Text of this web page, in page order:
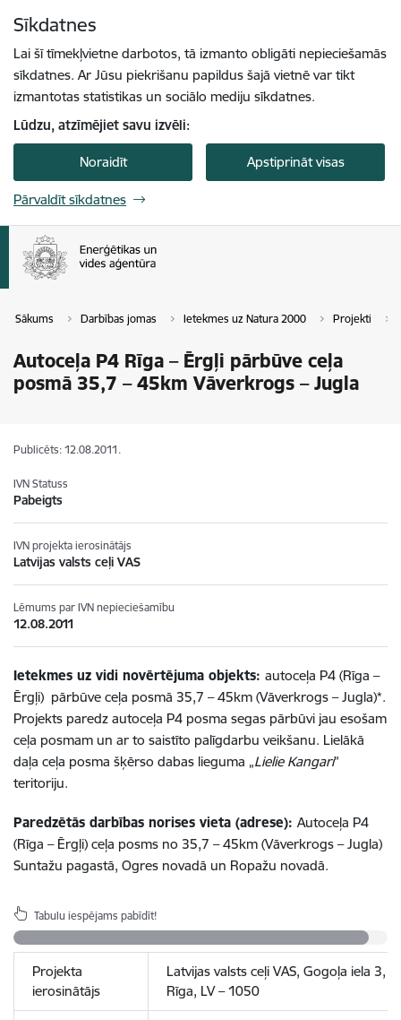
Sīkdatnes
Lai šī tīmekļvietne darbotos, tā izmanto obligāti nepieciešamās
sīkdatnes. Ar Jūsu piekrišanu papildus šajā vietnē var tikt
izmantotas statistikas un sociālo mediju sīkdatnes.
Lūdzu, atzīmējiet savu izvēli:
Noraidīt Apstiprināt visas
Pārvaldīt sīkdatnes
Sākums Darbības jomas Ietekmes uz Natura 2000 Projekti
Autoceļa P4 Rīga – Ērgļi pārbūve ceļa
posmā 35,7 – 45km Vāverkrogs – Jugla
Publicēts: 12.08.2011.
IVN Statuss
Pabeigts
IVN projekta ierosinātājs
Latvijas valsts ceļi VAS
Lēmums par IVN nepieciešamību
12.08.2011
Ietekmes uz vidi novērtējuma objekts: autoceļa P4 (Rīga –
Ērgļi) pārbūve ceļa posmā 35,7 – 45km (Vāverkrogs – Jugla)*.
Projekts paredz autoceļa P4 posma segas pārbūvi jau esošam
ceļa posmam un ar to saistīto palīgdarbu veikšanu. Lielākā
daļa ceļa posma šķērso dabas lieguma „Lielie Kangari”
teritoriju.
Paredzētās darbības norises vieta (adrese): Autoceļa P4
(Rīga – Ērgļi) ceļa posms no 35,7 – 45km (Vāverkrogs – Jugla)
Suntažu pagastā, Ogres novadā un Ropažu novadā.
Tabulu iespējams pabīdīt!
Projekta
ierosinātājs
Latvijas valsts ceļi VAS, Gogoļa iela 3,
Rīga, LV – 1050